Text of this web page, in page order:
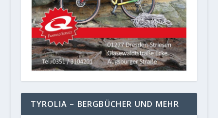
TYROLIA – BERGBÜCHER UND MEHR